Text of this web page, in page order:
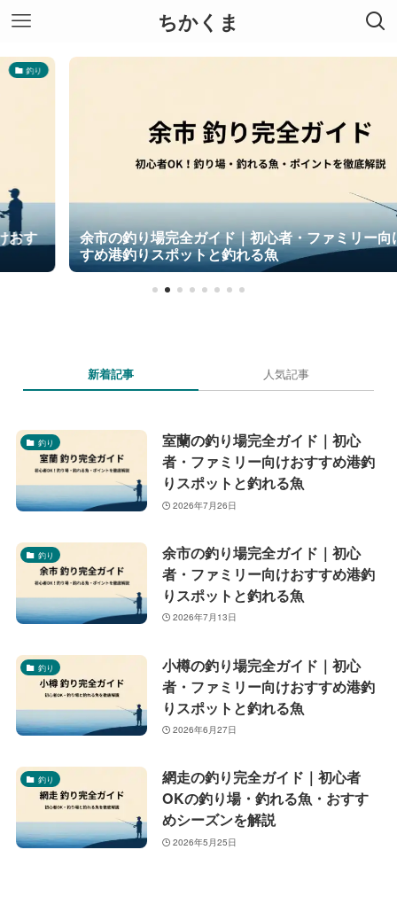
ちかくま
余市の釣り場完全ガイド｜初心者・ファミリー向けおす
すめ港釣りスポットと釣れる魚
新着記事 人気記事
釣り
室蘭の釣り場完全ガイド｜初心
者・ファミリー向けおすすめ港釣
りスポットと釣れる魚
2026年7月26日
釣り
余市の釣り場完全ガイド｜初心
者・ファミリー向けおすすめ港釣
りスポットと釣れる魚
2026年7月13日
釣り
小樽の釣り場完全ガイド｜初心
者・ファミリー向けおすすめ港釣
りスポットと釣れる魚
2026年6月27日
釣り
網走の釣り完全ガイド｜初心者
OKの釣り場・釣れる魚・おすす
めシーズンを解説
2026年5月25日